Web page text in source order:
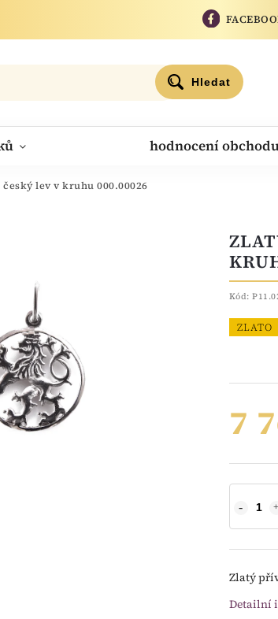
Hledat
hodnocení
lev v kruhu 000.00026
Kód:
ZLATO
7
Zlatý
Detailní